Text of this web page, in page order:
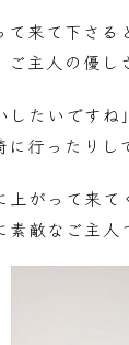
て来て下さ
主人の優し
たいです
行ったりし
がって来
敵なご主人